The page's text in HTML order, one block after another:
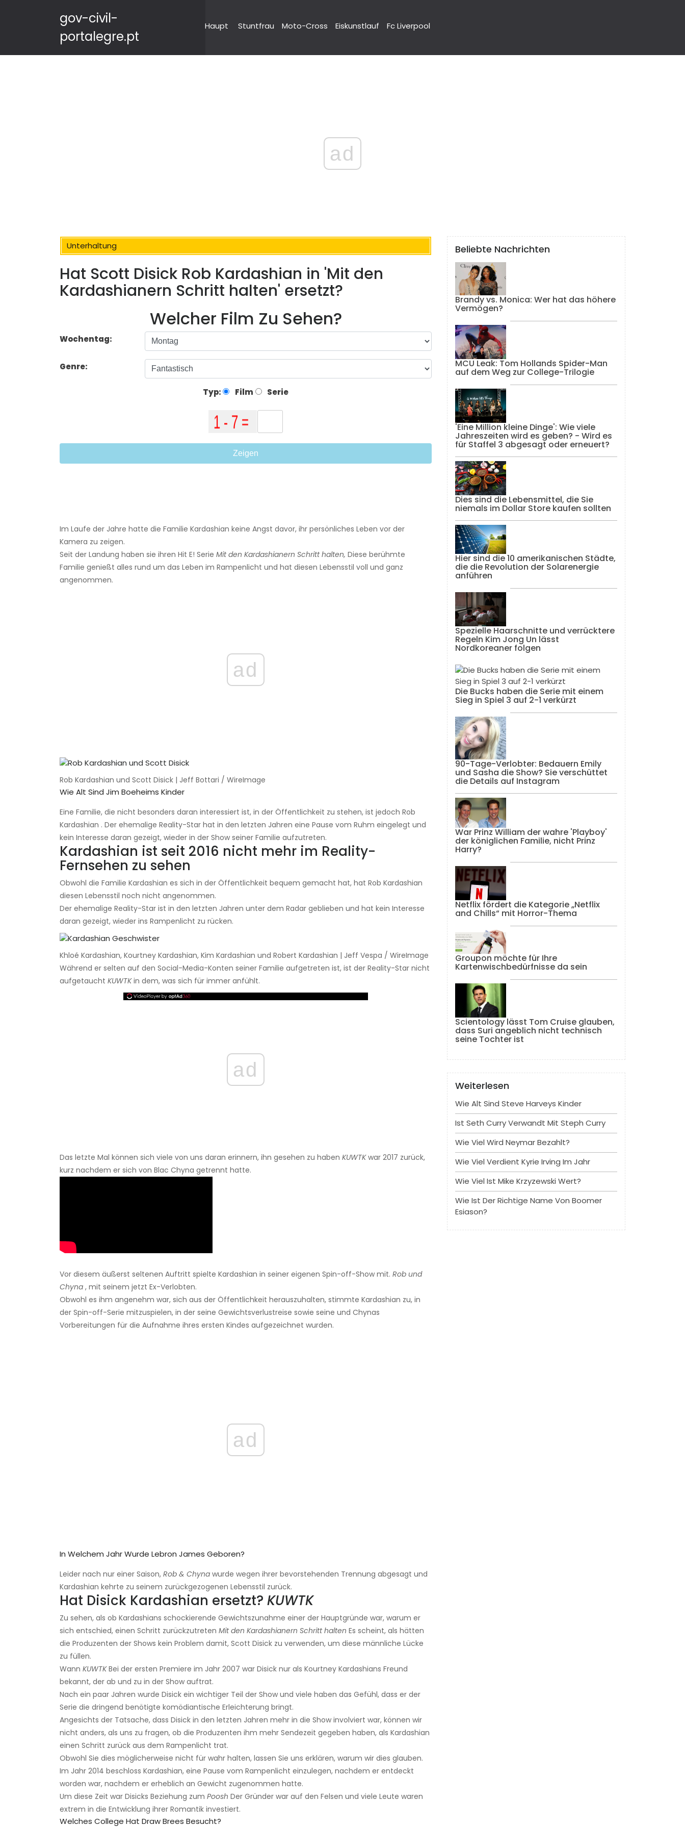
gov-civil-
portalegre.pt
Haupt Stuntfrau Moto-Cross Eiskunstlauf Fc Liverpool
ad
Unterhaltung
Hat Scott Disick Rob Kardashian in 'Mit den
Kardashianern Schritt halten' ersetzt?
Welcher Film Zu Sehen?
Wochentag:
Genre:
Typ: Film Serie
Zeigen
Im Laufe der Jahre hatte die Familie Kardashian keine Angst davor, ihr persönliches Leben vor der
Kamera zu zeigen.
Seit der Landung haben sie ihren Hit E! Serie Mit den Kardashianern Schritt halten, Diese berühmte
Familie genießt alles rund um das Leben im Rampenlicht und hat diesen Lebensstil voll und ganz
angenommen.
ad
Rob Kardashian und Scott Disick | Jeff Bottari / WireImage
Wie Alt Sind Jim Boeheims Kinder
Eine Familie, die nicht besonders daran interessiert ist, in der Öffentlichkeit zu stehen, ist jedoch Rob
Kardashian . Der ehemalige Reality-Star hat in den letzten Jahren eine Pause vom Ruhm eingelegt und
kein Interesse daran gezeigt, wieder in der Show seiner Familie aufzutreten.
Kardashian ist seit 2016 nicht mehr im Reality-
Fernsehen zu sehen
Obwohl die Familie Kardashian es sich in der Öffentlichkeit bequem gemacht hat, hat Rob Kardashian
diesen Lebensstil noch nicht angenommen.
Der ehemalige Reality-Star ist in den letzten Jahren unter dem Radar geblieben und hat kein Interesse
daran gezeigt, wieder ins Rampenlicht zu rücken.
Khloé Kardashian, Kourtney Kardashian, Kim Kardashian und Robert Kardashian | Jeff Vespa / WireImage
Während er selten auf den Social-Media-Konten seiner Familie aufgetreten ist, ist der Reality-Star nicht
aufgetaucht KUWTKin dem, was sich für immer anfühlt.
ad
Das letzte Mal können sich viele von uns daran erinnern, ihn gesehen zu haben KUWTKwar 2017 zurück,
kurz nachdem er sich von Blac Chyna getrennt hatte.
Vor diesem äußerst seltenen Auftritt spielte Kardashian in seiner eigenen Spin-off-Show mit. Rob und
Chyna , mit seinem jetzt Ex-Verlobten.
Obwohl es ihm angenehm war, sich aus der Öffentlichkeit herauszuhalten, stimmte Kardashian zu, in
der Spin-off-Serie mitzuspielen, in der seine Gewichtsverlustreise sowie seine und Chynas
Vorbereitungen für die Aufnahme ihres ersten Kindes aufgezeichnet wurden.
ad
In Welchem ​​jahr Wurde Lebron James Geboren?
Leider nach nur einer Saison, Rob & Chyna wurde wegen ihrer bevorstehenden Trennung abgesagt und
Kardashian kehrte zu seinem zurückgezogenen Lebensstil zurück.
Hat Disick Kardashian ersetzt? KUWTK
Zu sehen, als ob Kardashians schockierende Gewichtszunahme einer der Hauptgründe war, warum er
sich entschied, einen Schritt zurückzutreten Mit den Kardashianern Schritt halten Es scheint, als hätten
die Produzenten der Shows kein Problem damit, Scott Disick zu verwenden, um diese männliche Lücke
zu füllen.
Wann KUWTKBei der ersten Premiere im Jahr 2007 war Disick nur als Kourtney Kardashians Freund
bekannt, der ab und zu in der Show auftrat.
Nach ein paar Jahren wurde Disick ein wichtiger Teil der Show und viele haben das Gefühl, dass er der
Serie die dringend benötigte komödiantische Erleichterung bringt.
Angesichts der Tatsache, dass Disick in den letzten Jahren mehr in die Show involviert war, können wir
nicht anders, als uns zu fragen, ob die Produzenten ihm mehr Sendezeit gegeben haben, als Kardashian
einen Schritt zurück aus dem Rampenlicht trat.
Obwohl Sie dies möglicherweise nicht für wahr halten, lassen Sie uns erklären, warum wir dies glauben.
Im Jahr 2014 beschloss Kardashian, eine Pause vom Rampenlicht einzulegen, nachdem er entdeckt
worden war, nachdem er erheblich an Gewicht zugenommen hatte.
Um diese Zeit war Disicks Beziehung zum Poosh Der Gründer war auf den Felsen und viele Leute waren
extrem in die Entwicklung ihrer Romantik investiert.
Welches College Hat Draw Brees Besucht?
Beliebte Nachrichten
Brandy vs. Monica: Wer hat das höhere
Vermögen?
MCU Leak: Tom Hollands Spider-Man
auf dem Weg zur College-Trilogie
'Eine Million kleine Dinge': Wie viele
Jahreszeiten wird es geben? - Wird es
für Staffel 3 abgesagt oder erneuert?
Dies sind die Lebensmittel, die Sie
niemals im Dollar Store kaufen sollten
Hier sind die 10 amerikanischen Städte,
die die Revolution der Solarenergie
anführen
Spezielle Haarschnitte und verrücktere
Regeln Kim Jong Un lässt
Nordkoreaner folgen
Die Bucks haben die Serie mit einem
Sieg in Spiel 3 auf 2-1 verkürzt
90-Tage-Verlobter: Bedauern Emily
und Sasha die Show? Sie verschüttet
die Details auf Instagram
War Prinz William der wahre 'Playboy'
der königlichen Familie, nicht Prinz
Harry?
Netflix fördert die Kategorie „Netflix
and Chills“ mit Horror-Thema
Groupon möchte für Ihre
Kartenwischbedürfnisse da sein
Scientology lässt Tom Cruise glauben,
dass Suri angeblich nicht technisch
seine Tochter ist
Weiterlesen
Wie Alt Sind Steve Harveys Kinder
Ist Seth Curry Verwandt Mit Steph Curry
Wie Viel Wird Neymar Bezahlt?
Wie Viel Verdient Kyrie Irving Im Jahr
Wie Viel Ist Mike Krzyzewski Wert?
Wie Ist Der Richtige Name Von Boomer
Esiason?